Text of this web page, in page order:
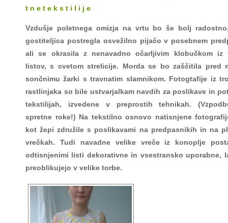
t n e t e k s t i l i j e
Vzdušje poletnega omizja na vrtu bo še bolj
gostiteljica postregla osvežilno pijačo v posebnem
ali se okrasila z nenavadno očarljivim klobučkom iz
listov, s cvetom strelicije. Morda se bo zaščitila pred
sončnimu žarki s travnatim slamnikom. Fotogtafije iz
rastlinjaka so bile ustvarjalkam navdih za poslikave in
tekstilijah, izvedene v preprostih tehnikah.
spretne roke!) Na tekstilno osnovo natisnjene
kot žepi združile s poslikavami na predpasnikih in na
vrečkah. Tudi navadne velike vreče iz konoplje
odtisnjenimi listi dekorativne in vsestransko uporabne,
preoblikujejo v velike torbe.